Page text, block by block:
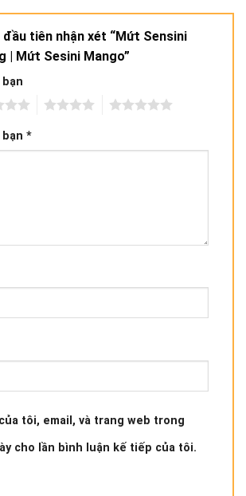
đầu tiên nhận xét “Mứt Sensini
| Mứt Sesini Mango”
*
tôi, email, và trang web trong
cho lần bình luận kế tiếp của tôi.